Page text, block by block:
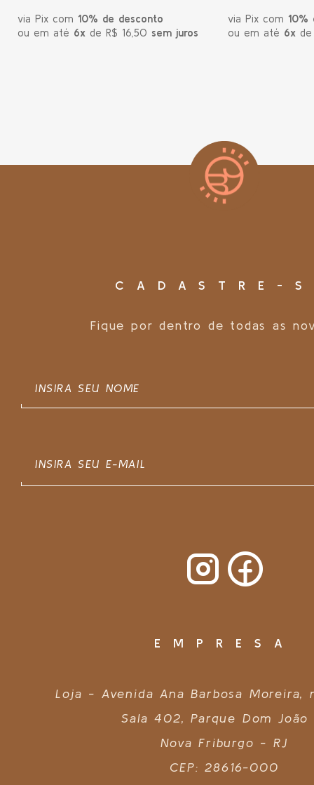
via Pix com 10% de desconto
ou em até 6x de R$ 16,50 sem juros
via Pix com 10%
ou em até 6x
CADASTRE-
Fique por dentro de todas as
EMPRESA
Loja - Avenida Ana Barbosa Moreira,
Sala 402, Parque Dom João
Nova Friburgo - RJ
CEP: 28616-000